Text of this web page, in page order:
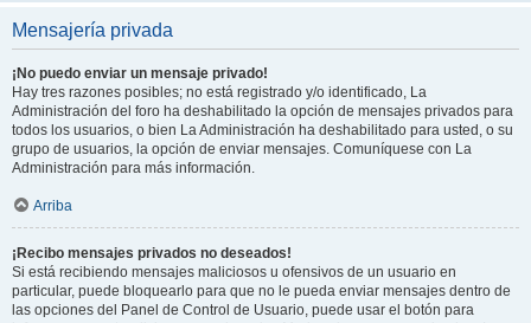
Mensajería privada
¡No puedo enviar un mensaje privado!
Hay tres razones posibles; no está registrado y/o identificado, La
Administración del foro ha deshabilitado la opción de mensajes privados para
todos los usuarios, o bien La Administración ha deshabilitado para usted, o su
grupo de usuarios, la opción de enviar mensajes. Comuníquese con La
Administración para más información.
Arriba
¡Recibo mensajes privados no deseados!
Si está recibiendo mensajes maliciosos u ofensivos de un usuario en
particular, puede bloquearlo para que no le pueda enviar mensajes dentro de
las opciones del Panel de Control de Usuario, puede usar el botón para